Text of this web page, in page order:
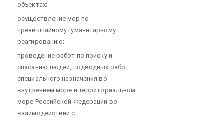
объектах;
осуществление мер по
чрезвычайному гуманитарному
реагированию;
проведение работ по поиску и
спасанию людей, подводных работ
специального назначения во
внутреннем море и территориальном
море Российской Федерации во
взаимодействии с